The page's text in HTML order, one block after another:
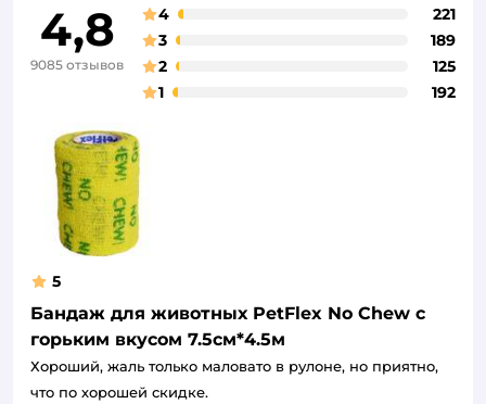
4,8
9085 отзывов
4
221
3
189
2
125
1
192
5
Бандаж для животных PetFlex No Chew с
горьким вкусом 7.5см*4.5м
Хороший, жаль только маловато в рулоне, но приятно,
что по хорошей скидке.